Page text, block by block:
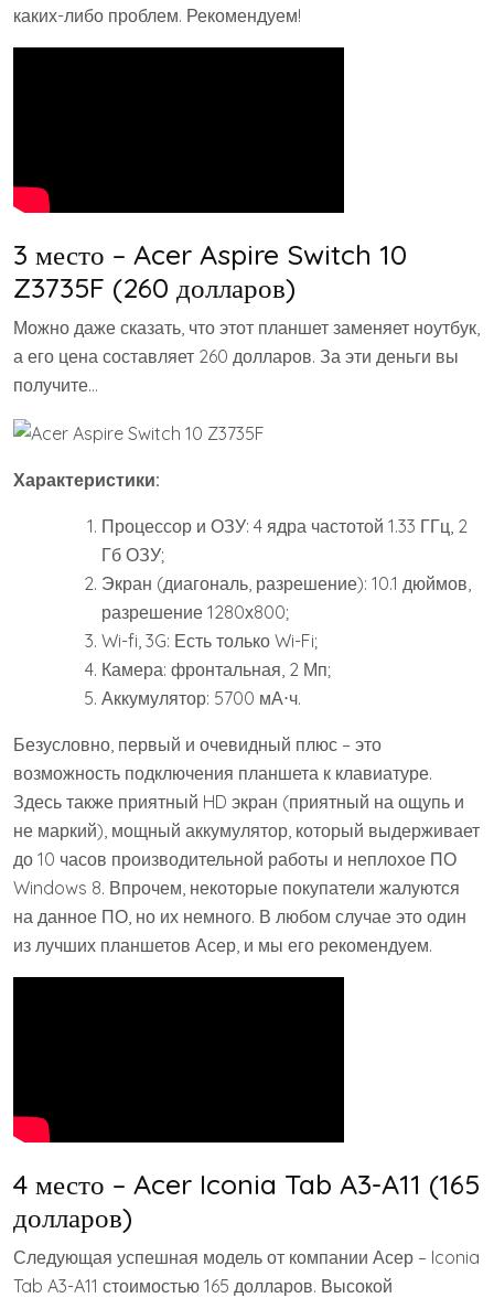
каких-либо проблем. Рекомендуем!
3 место – Acer Aspire Switch 10
Z3735F (260 долларов)
Можно даже сказать, что этот планшет заменяет ноутбук,
а его цена составляет 260 долларов. За эти деньги вы
получите…
Характеристики:
Процессор и ОЗУ: 4 ядра частотой 1.33 ГГц, 2
Гб ОЗУ;
Экран (диагональ, разрешение): 10.1 дюймов,
разрешение 1280х800;
Wi-fi, 3G: Есть только Wi-Fi;
Камера: фронтальная, 2 Мп;
Аккумулятор: 5700 мА⋅ч.
Безусловно, первый и очевидный плюс – это
возможность подключения планшета к клавиатуре.
Здесь также приятный HD экран (приятный на ощупь и
не маркий), мощный аккумулятор, который выдерживает
до 10 часов производительной работы и неплохое ПО
Windows 8. Впрочем, некоторые покупатели жалуются
на данное ПО, но их немного. В любом случае это один
из лучших планшетов Асер, и мы его рекомендуем.
4 место – Acer Iconia Tab A3-A11 (165
долларов)
Следующая успешная модель от компании Асер – Iconia
Tab A3-A11 стоимостью 165 долларов. Высокой